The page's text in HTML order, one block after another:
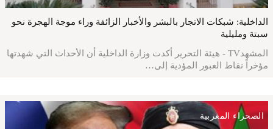
الداخلية: شبكات الاتجار بالبشر والأخبار الزائفة وراء موجة الهجرة نحو
سبتة ومليلية
المشهدTV - هيئة التحرير أكدت وزارة الداخلية أن الأحداث التي شهدتها
مؤخراً نقاط العبور المؤدية إلى…
الصحراء المغربية